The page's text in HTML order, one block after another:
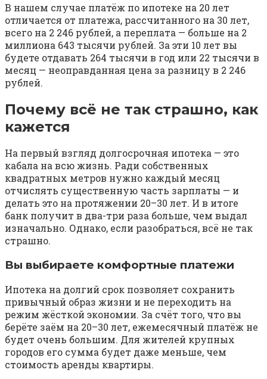
В нашем случае платёж по ипотеке на 20 лет
отличается от платежа, рассчитанного на 30 лет,
всего на 2 246 рублей, а переплата — больше на 2
миллиона 643 тысячи рублей. За эти 10 лет вы
будете отдавать 264 тысячи в год или 22 тысячи в
месяц — неоправданная цена за разницу в 2 246
рублей.
Почему всё не так страшно, как
кажется
На первый взгляд долгосрочная ипотека — это
кабала на всю жизнь. Ради собственных
квадратных метров нужно каждый месяц
отчислять существенную часть зарплаты — и
делать это на протяжении 20–30 лет. И в итоге
банк получит в два-три раза больше, чем выдал
изначально. Однако, если разобраться, всё не так
страшно.
Вы выбираете комфортные платежи
Ипотека на долгий срок позволяет сохранить
привычный образ жизни и не переходить на
режим жёсткой экономии. За счёт того, что вы
берёте заём на 20–30 лет, ежемесячный платёж не
будет очень большим. Для жителей крупных
городов его сумма будет даже меньше, чем
стоимость аренды квартиры.